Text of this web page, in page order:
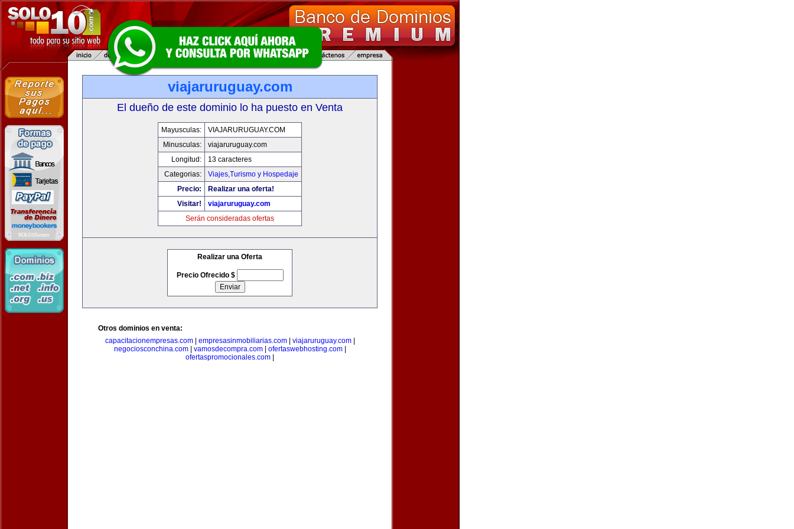
viajaruruguay.com
El dueño de este dominio lo ha puesto en Venta
Mayusculas:
VIAJARURUGUAY.COM
Minusculas:
viajaruruguay.com
Longitud:
13 caracteres
Categorias:
Viajes,Turismo y Hospedaje
Precio:
Realizar una oferta!
Visitar!
viajaruruguay.com
Serán consideradas ofertas
Realizar una Oferta
Precio Ofrecido $
Otros dominios en venta:
capacitacionempresas.com| empresasinmobiliarias.com| viajaruruguay.com|
negociosconchina.com| vamosdecompra.com| ofertaswebhosting.com|
ofertaspromocionales.com